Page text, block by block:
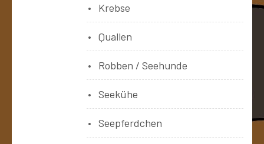
Krebse
Quallen
Robben / Seehunde
Seekühe
Seepferdchen